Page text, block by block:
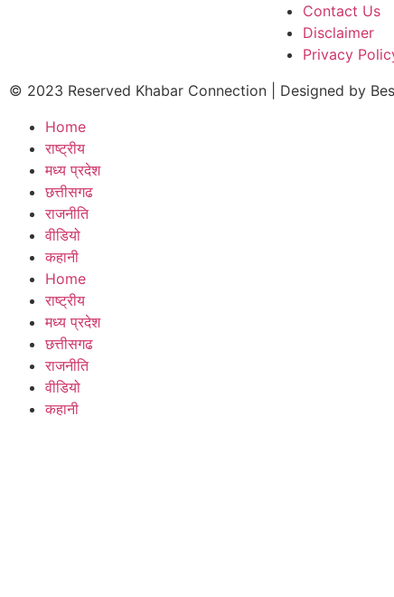
Contact Us
Disclaimer
Privacy
© 2023 Reserved Khabar Connection | Designed by
Home
राष्ट्रीय
मध्य प्रदेश
छत्तीसगढ
राजनीति
वीडियो
कहानी
Home
राष्ट्रीय
मध्य प्रदेश
छत्तीसगढ
राजनीति
वीडियो
कहानी